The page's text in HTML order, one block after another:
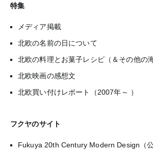
特集
メディア掲載
北欧の名前の日について
北欧の料理とお菓子レシピ（＆その他の
北欧映画の感想文
北欧買い付けレポート（2007年～ ）
フクヤのサイト
Fukuya 20th Century Modern Design（公